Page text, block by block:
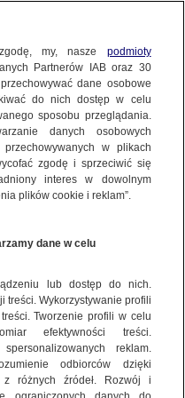
do schronu przed rosyjskim
usług
my, nasze podmioty
Partnerów IAB oraz 30
dane osobowe
do nich dostęp w celu
sposobu przeglądania.
danych osobowych
w plikach
zgodę i sprzeciwić się
interes w dowolnym
plików cookie i reklam”.
dane w celu
lub dostęp do nich.
treści. Wykorzystywanie profili
Tworzenie profili w celu
efektywności treści.
reklam.
odbiorców dzięki
różnych źródeł. Rozwój i